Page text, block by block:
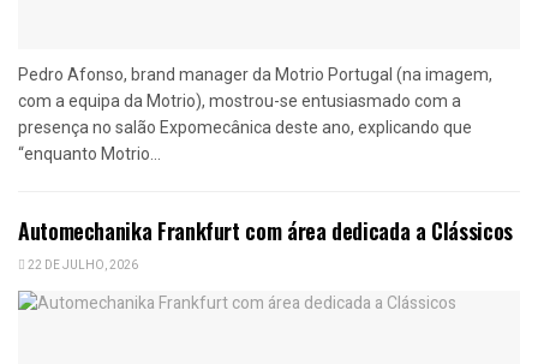
Pedro Afonso, brand manager da Motrio Portugal (na imagem,
com a equipa da Motrio), mostrou-se entusiasmado com a
presença no salão Expomecânica deste ano, explicando que
“enquanto Motrio...
Automechanika Frankfurt com área dedicada a Clássicos
22 DE JULHO, 2026